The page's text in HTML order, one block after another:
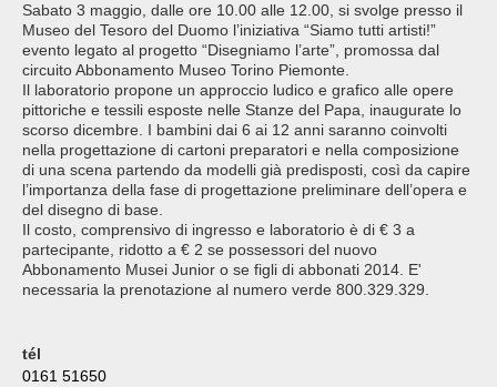
Sabato 3 maggio, dalle ore 10.00 alle 12.00, si svolge presso il
Museo del Tesoro del Duomo l’iniziativa “Siamo tutti artisti!”
evento legato al progetto “Disegniamo l’arte”, promossa dal
circuito Abbonamento Museo Torino Piemonte.
Il laboratorio propone un approccio ludico e grafico alle opere
pittoriche e tessili esposte nelle Stanze del Papa, inaugurate lo
scorso dicembre. I bambini dai 6 ai 12 anni saranno coinvolti
nella progettazione di cartoni preparatori e nella composizione
di una scena partendo da modelli già predisposti, così da capire
l’importanza della fase di progettazione preliminare dell’opera e
del disegno di base.
Il costo, comprensivo di ingresso e laboratorio è di € 3 a
partecipante, ridotto a € 2 se possessori del nuovo
Abbonamento Musei Junior o se figli di abbonati 2014. E'
necessaria la prenotazione al numero verde 800.329.329.
tél
0161 51650